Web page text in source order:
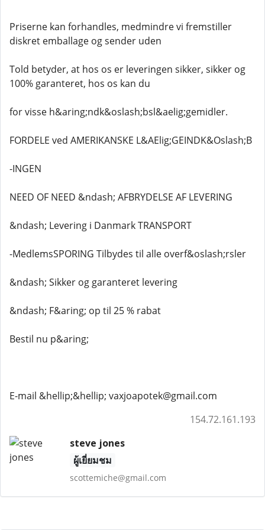
Priserne kan forhandles, medmindre vi fremstiller
diskret emballage og sender uden
Told betyder, at hos os er leveringen sikker, sikker og
100% garanteret, hos os kan du
for visse h&aring;ndk&oslash;bsl&aelig;gemidler.
FORDELE ved AMERIKANSKE L&AElig;GEINDK&Oslash;B
-INGEN
NEED OF NEED &ndash; AFBRYDELSE AF LEVERING
&ndash; Levering i Danmark TRANSPORT
-MedlemsSPORING Tilbydes til alle overf&oslash;rsler
&ndash; Sikker og garanteret levering
&ndash; F&aring; op til 25 % rabat
Bestil nu p&aring;
E-mail &hellip;&hellip; vaxjoapotek@gmail.com
154.72.161.193
steve jones
ผู้เยี่ยมชม
scottemiche@gmail.com